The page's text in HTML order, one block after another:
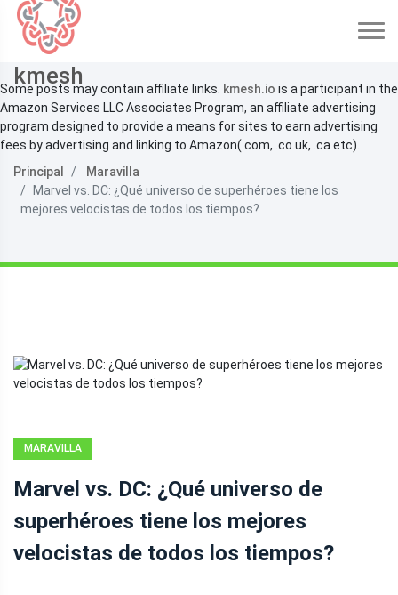
kmesh
Some posts may contain affiliate links. kmesh.io is a participant in the
Amazon Services LLC Associates Program, an affiliate advertising
program designed to provide a means for sites to earn advertising
fees by advertising and linking to Amazon(.com, .co.uk, .ca etc).
Principal
Maravilla
Marvel vs. DC: ¿Qué universo de superhéroes tiene los
mejores velocistas de todos los tiempos?
MARAVILLA
Marvel vs. DC: ¿Qué universo de
superhéroes tiene los mejores
velocistas de todos los tiempos?